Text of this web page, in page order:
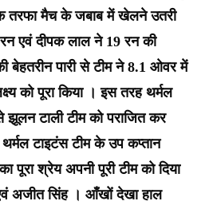
तरफा मैच के जबाब में खेलने उतरी
एवं दीपक लाल ने 19 रन की
बेहतरीन पारी से टीम ने 8.1 ओवर में
को पूरा किया । इस तरह थर्मल
टाली टीम को पराजित कर
टाइटंस टीम के उप कप्तान
पूरा श्रेय अपनी पूरी टीम को दिया
अजीत सिंह । आँखों देखा हाल